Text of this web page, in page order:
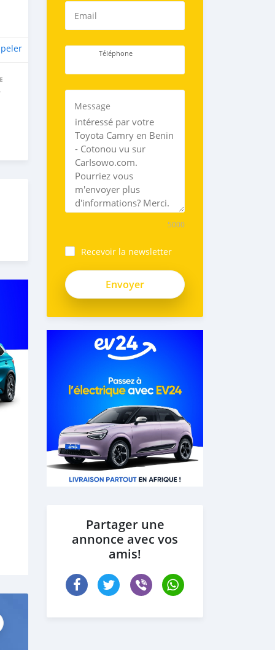
Email
Téléphone
Message
5000
Recevoir la newsletter
3Zj_oy66MEqpULk99emJ
Partager une
annonce avec vos
amis!